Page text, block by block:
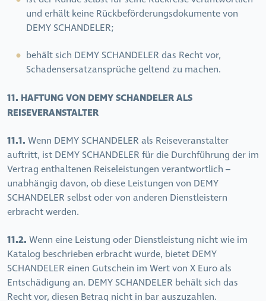
und erhält keine Rückbeförderungsdokumente von
DEMY SCHANDELER;
behält sich DEMY SCHANDELER das Recht vor,
Schadensersatzansprüche geltend zu machen.
11. HAFTUNG VON DEMY SCHANDELER ALS
REISEVERANSTALTER
11.1. Wenn DEMY SCHANDELER als Reiseveranstalter
auftritt, ist DEMY SCHANDELER für die Durchführung der im
Vertrag enthaltenen Reiseleistungen verantwortlich –
unabhängig davon, ob diese Leistungen von DEMY
SCHANDELER selbst oder von anderen Dienstleistern
erbracht werden.
11.2. Wenn eine Leistung oder Dienstleistung nicht wie im
Katalog beschrieben erbracht wurde, bietet DEMY
SCHANDELER einen Gutschein im Wert von X Euro als
Entschädigung an. DEMY SCHANDELER behält sich das
Recht vor, diesen Betrag nicht in bar auszuzahlen.